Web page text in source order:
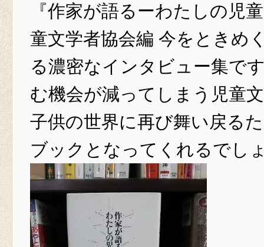
『作家が語るーわたしの児
童文学者協会編 今をときめ
る濃密なインタビュー集で
む機会が減ってしまう児童
子供の世界に再び舞い戻る
ブックとなってくれるでし